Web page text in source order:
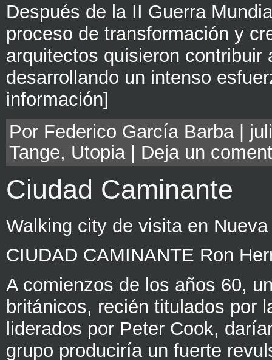
Después de la II Guerra
proceso de transformación y
arquitectos quisieron
desarrollando un intenso
información]
Por Federico García Barba |
Tange, Utopia| Deja un
Ciudad Caminante
Walking city de visita en Nueva
CIUDAD CAMINANTE Ron
A comienzos de los años 60,
británicos, recién titulados por
liderados por Peter Cook,
grupo produciría un fuerte